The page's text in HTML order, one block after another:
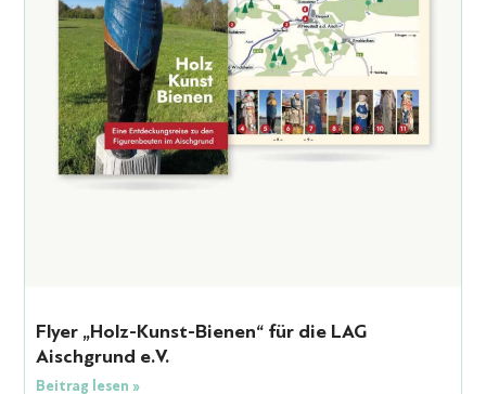
Flyer „Holz-Kunst-Bienen“ für die LAG
Aischgrund e.V.
Beitrag lesen »